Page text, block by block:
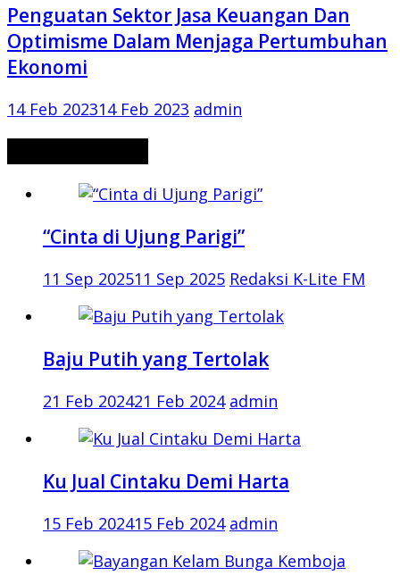
Penguatan Sektor Jasa Keuangan Dan
Optimisme Dalam Menjaga Pertumbuhan
Ekonomi
14 Feb 202314 Feb 2023 admin
“Cinta di Ujung Parigi”
11 Sep 202511 Sep 2025 Redaksi K-Lite FM
Baju Putih yang Tertolak
21 Feb 202421 Feb 2024 admin
Ku Jual Cintaku Demi Harta
15 Feb 202415 Feb 2024 admin